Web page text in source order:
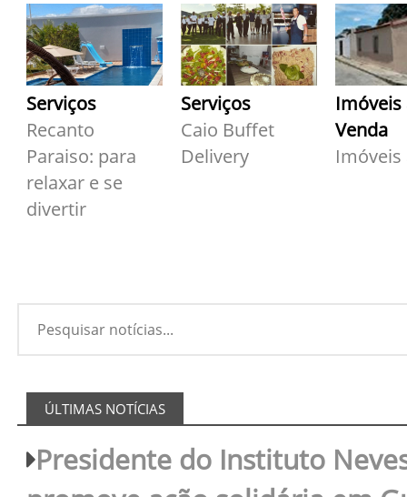
Serviços
Recanto
Paraiso: para
relaxar e se
divertir
Serviços
Caio Buffet
Delivery
Imóveis
Venda
Imóveis
ÚLTIMAS NOTÍCIAS
Presidente do Instituto